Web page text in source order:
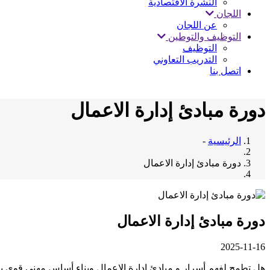
النشرة الاقتصادية
اللجان
عن اللجان
التوظيف والتوطين
التوظيف
التدريب التعاوني
اتصل بنا
دورة مبادئ إدارة الاعمال
الرئيسية -
دورة مبادئ إدارة الاعمال
دورة مبادئ إدارة الاعمال
2025-11-16
هل تطمح لفهم أسرار و مبادئ إدارة الاعمال وبناء أساس مهني قوي